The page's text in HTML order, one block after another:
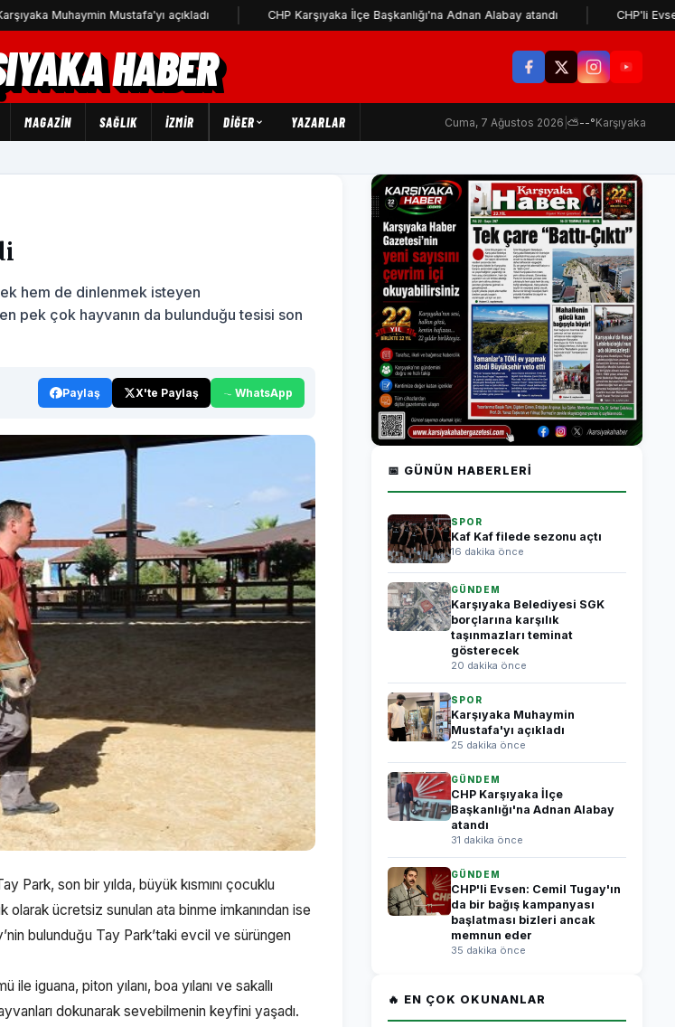
Mustafa'yı açıkladı CHP Karşıyaka İlçe Başkanlığı'na Adnan Alabay atandı CHP'li Evsen: Cemil
HABER
MAGAZİN SAĞLIK İZMİR DIĞER YAZARLAR Cuma, 7 Ağustos 2026 ⛅--°Karşıyaka
hem de dinlenmek isteyen
pek çok hayvanın da bulunduğu tesisi son
Paylaş X'te Paylaş WhatsApp
Park, son bir yılda, büyük kısmını çocuklu
olarak ücretsiz sunulan ata binme imkanından ise
bulunduğu Tay Park’taki evcil ve sürüngen
iguana, piton yılanı, boa yılanı ve sakallı
dokunarak sevebilmenin keyfini yaşadı.
📅 GÜNÜN HABERLERI
SPOR
Kaf Kaf filede sezonu açtı
16 dakika önce
GÜNDEM
Karşıyaka Belediyesi SGK
borçlarına karşılık
taşınmazları teminat
gösterecek
20 dakika önce
SPOR
Karşıyaka Muhaymin
Mustafa'yı açıkladı
25 dakika önce
GÜNDEM
CHP Karşıyaka İlçe
Başkanlığı'na Adnan Alabay
atandı
31 dakika önce
GÜNDEM
CHP'li Evsen: Cemil Tugay'ın
da bir bağış kampanyası
başlatması bizleri ancak
memnun eder
35 dakika önce
🔥 EN ÇOK OKUNANLAR